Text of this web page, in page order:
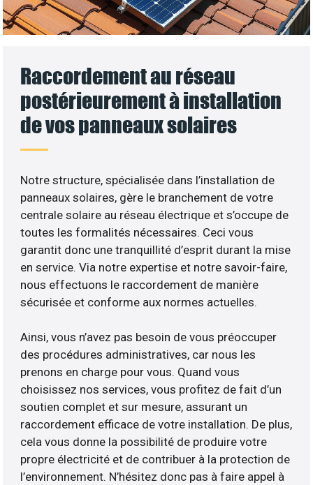
Raccordement au réseau
postérieurement à installation
de vos panneaux solaires
Notre structure, spécialisée dans l’installation de
panneaux solaires, gère le branchement de votre
centrale solaire au réseau électrique et s’occupe de
toutes les formalités nécessaires. Ceci vous
garantit donc une tranquillité d’esprit durant la mise
en service. Via notre expertise et notre savoir-faire,
nous effectuons le raccordement de manière
sécurisée et conforme aux normes actuelles.
Ainsi, vous n’avez pas besoin de vous préoccuper
des procédures administratives, car nous les
prenons en charge pour vous. Quand vous
choisissez nos services, vous profitez de fait d’un
soutien complet et sur mesure, assurant un
raccordement efficace de votre installation. De plus,
cela vous donne la possibilité de produire votre
propre électricité et de contribuer à la protection de
l’environnement. N’hésitez donc pas à faire appel à